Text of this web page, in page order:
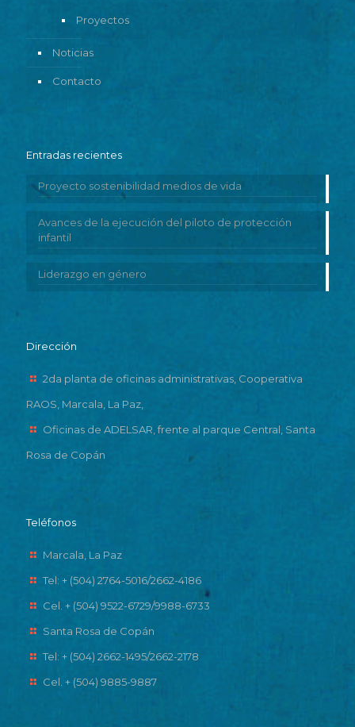
Proyectos
Noticias
Contacto
Entradas recientes
Proyecto sostenibilidad medios de vida
Avances de la ejecución del piloto de protección
infantil
Liderazgo en género
Dirección
2da planta de oficinas administrativas, Cooperativa
RAOS, Marcala, La Paz,
Oficinas de ADELSAR, frente al parque Central, Santa
Rosa de Copán
Teléfonos
Marcala, La Paz
Tel: + (504) 2764-5016/2662-4186
Cel. + (504) 9522-6729/9988-6733
Santa Rosa de Copán
Tel: + (504) 2662-1495/2662-2178
Cel. + (504) 9885-9887